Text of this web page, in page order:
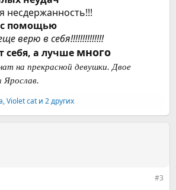
несдержанность!!!
с помощью
верю в себя!!!!!!!!!!!!!!
себя, а лучше много
на прекрасной девушки. Двое
Ярослав.
,Violet cat и 2 других
#3